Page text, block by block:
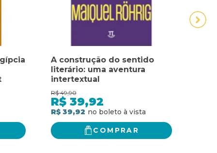
A construção do sentido
literário: uma aventura
intertextual
R$ 49,90
R$ 39,92
R$ 39,92
COMPRAR